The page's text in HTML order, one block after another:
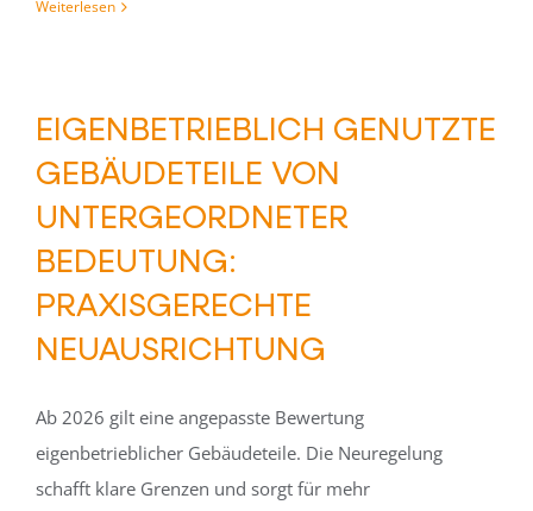
Weiterlesen
EIGENBETRIEBLICH GENUTZTE
GEBÄUDETEILE VON
UNTERGEORDNETER
BEDEUTUNG:
PRAXISGERECHTE
NEUAUSRICHTUNG
Ab 2026 gilt eine angepasste Bewertung
eigenbetrieblicher Gebäudeteile. Die Neuregelung
schafft klare Grenzen und sorgt für mehr